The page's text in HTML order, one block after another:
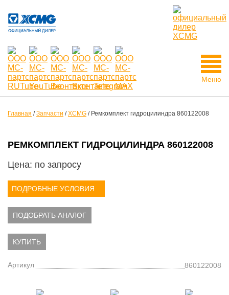
Меню
Главная /Запчасти /XCMG / Ремкомплект гидроцилиндра 860122008
РЕМКОМПЛЕКТ ГИДРОЦИЛИНДРА 860122008
Цена: по запросу
ПОДРОБНЫЕ УСЛОВИЯ
ПОДОБРАТЬ АНАЛОГ
КУПИТЬ
Артикул 860122008